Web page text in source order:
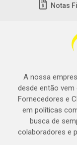
Notas
A nossa
desde então
Fornecedores e
em políticas
busca de
colaboradores e